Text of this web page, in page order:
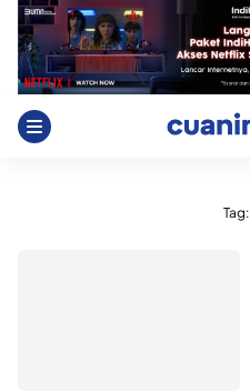
Skip
content
Tag: